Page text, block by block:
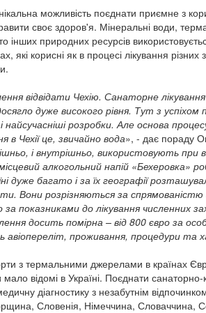
можливість поєднати приємне з
своє здоров'я. Мінеральні води,
інших природних ресурсів
які корисні як в процесі лікування
відвідати Чехію. Санаторне лікування
дуже високого рівня. Тут з
найсучасніші розробки. Але основа
в Чехії це, звичайно вода», - дає пораду
і внутрішньо, використовують при
алкогольний напій «Бехеровка»
дуже багато і за їх географії
Вони розрізняються за
показниками до лікування численних
досить помірна – від 800 євро за
проживання, процедури та
з термальними джерелами в країнах
відомі в Україні. Поєднати санаторно-
діагностику з незабутнім
Словенія, Німеччина, Словаччина,